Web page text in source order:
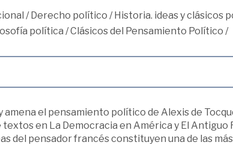
/Derecho político /Historia. ideas y clásicos
política /Clásicos del Pensamiento Político /
amena el pensamiento político de Alexis de
en La Democracia en América y El Antiguo
del pensador francés constituyen una de las